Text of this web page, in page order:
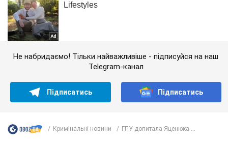
Не набридаємо! Тільки найважливіше - підписуйся на наш
Telegram-канал
Підписатись Підписатись
Кримінальні новини ГПУ допитала Яценюка ...